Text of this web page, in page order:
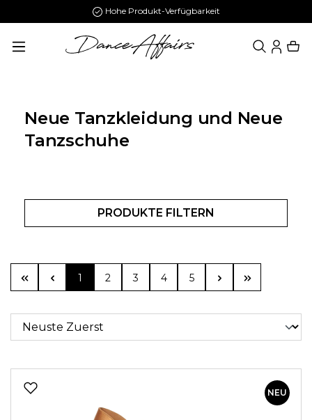
Hohe Produkt-Verfügbarkeit
Neue Tanzkleidung und Neue
Tanzschuhe
PRODUKTE FILTERN
Seite
1 Seite
2 Seite
3 Seite
4 Seite
5
NEU